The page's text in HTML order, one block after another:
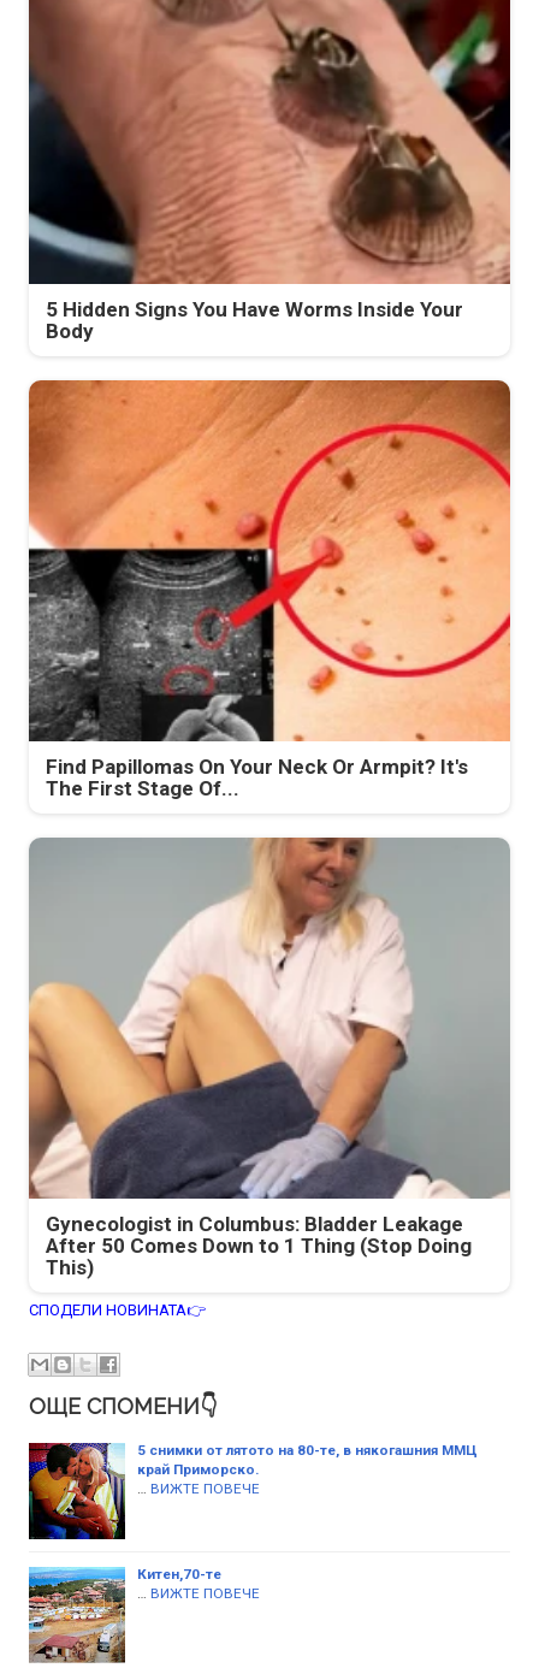
5 Hidden Signs You Have Worms Inside Your
Body
Find Papillomas On Your Neck Or Armpit? It's
The First Stage Of...
Gynecologist in Columbus: Bladder Leakage
After 50 Comes Down to 1 Thing (Stop Doing
This)
СПОДЕЛИ НОВИНАТА👉
ОЩЕ СПОМЕНИ👇
5 снимки от лятото на 80-те, в някогашния ММЦ
край Приморско.
ВИЖТЕ ПОВЕЧЕ
Китен,70-те
ВИЖТЕ ПОВЕЧЕ